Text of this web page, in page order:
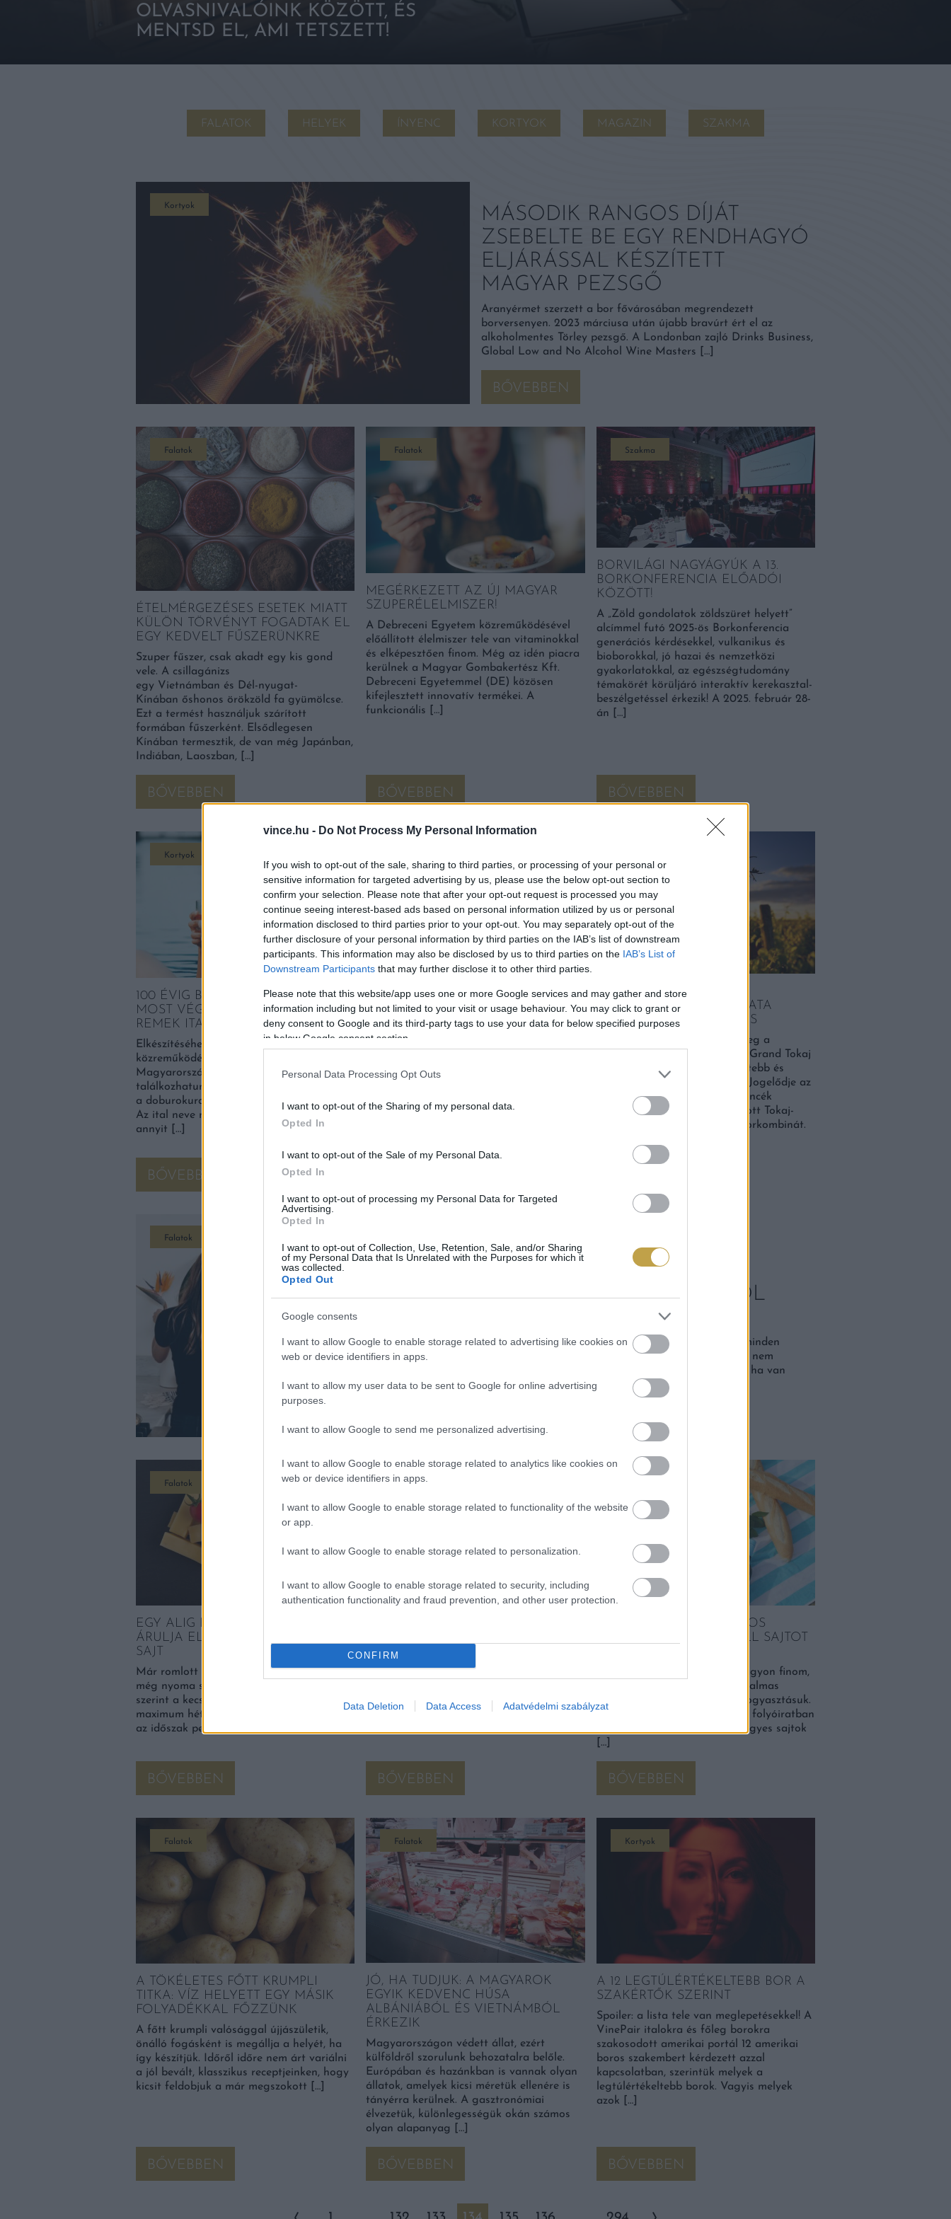
vince.hu - Do Not Process My Personal Information
If you wish to opt-out of the sale, sharing to third parties, or processing of your personal or
sensitive information for targeted advertising by us, please use the below opt-out section to
confirm your selection. Please note that after your opt-out request is processed you may
continue seeing interest-based ads based on personal information utilized by us or personal
information disclosed to third parties prior to your opt-out. You may separately opt-out of the
further disclosure of your personal information by third parties on the IAB’s list of downstream
participants. This information may also be disclosed by us to third parties on the IAB’s List of
Downstream Participants that may further disclose it to other third parties.
Please note that this website/app uses one or more Google services and may gather and store
information including but not limited to your visit or usage behaviour. You may click to grant or
deny consent to Google and its third-party tags to use your data for below specified purposes
in below Google consent section.
Personal Data Processing Opt Outs
I want to opt-out of the Sharing of my personal data.
Opted In
I want to opt-out of the Sale of my Personal Data.
Opted In
I want to opt-out of processing my Personal Data for Targeted
Advertising.
Opted In
I want to opt-out of Collection, Use, Retention, Sale, and/or Sharing
of my Personal Data that Is Unrelated with the Purposes for which it
was collected.
Opted Out
Google consents
I want to allow Google to enable storage related to advertising like cookies on
web or device identifiers in apps.
I want to allow my user data to be sent to Google for online advertising
purposes.
I want to allow Google to send me personalized advertising.
I want to allow Google to enable storage related to analytics like cookies on
web or device identifiers in apps.
I want to allow Google to enable storage related to functionality of the website
or app.
I want to allow Google to enable storage related to personalization.
I want to allow Google to enable storage related to security, including
authentication functionality and fraud prevention, and other user protection.
CONFIRM
Data Deletion Data Access Adatvédelmi szabályzat
OLVASNIVALÓINK KÖZÖTT, ÉS
MENTSD EL, AMI TETSZETT!
FALATOK HELYEK ÍNYENC KORTYOK MAGAZIN SZAKMA
Kortyok
MÁSODIK RANGOS DÍJÁT
ZSEBELTE BE EGY RENDHAGYÓ
ELJÁRÁSSAL KÉSZÍTETT
MAGYAR PEZSGŐ
Aranyérmet szerzett a bor fővárosában megrendezett
borversenyen. 2023 márciusa után újabb bravúrt ért el az
alkoholmentes Törley pezsgő. A Londonban zajló Drinks Business,
Global Low and No Alcohol Wine Masters […]
BŐVEBBEN
Falatok
ÉTELMÉRGEZÉSES ESETEK MIATT
KÜLÖN TÖRVÉNYT FOGADTAK EL
EGY KEDVELT FŰSZERÜNKRE
Szuper fűszer, csak akadt egy kis gond
vele. A csillagánizs
egy Vietnámban és Dél-nyugat-
Kínában őshonos örökzöld fa gyümölcse.
Ezt a termést használjuk szárított
formában fűszerként. Elsődlegesen
Kínában termesztik, de van még Japánban,
Indiában, Laoszban, […]
BŐVEBBEN
Falatok
MEGÉRKEZETT AZ ÚJ MAGYAR
SZUPERÉLELMISZER!
A Debreceni Egyetem közreműködésével
előállított élelmiszer tele van vitaminokkal
és elképesztően finom. Még az idén piacra
kerülnek a Magyar Gombakertész Kft.
Debreceni Egyetemmel (DE) közösen
kifejlesztett innovatív termékei. A
funkcionális […]
BŐVEBBEN
Szakma
BORVILÁGI NAGYÁGYÚK A 13.
BORKONFERENCIA ELŐADÓI
KÖZÖTT!
A „Zöld gondolatok zöldszüret helyett”
alcímmel futó 2025-ös Borkonferencia
generációs kérdésekkel, vulkanikus és
bioborokkal, jó hazai és nemzetközi
gyakorlatokkal, az egészségtudomány
témakörét körüljáró interaktív kerekasztal-
beszélgetéssel érkezik! A 2025. február 28-
án […]
BŐVEBBEN
Kortyok
100 ÉVIG BE VOLT TILTVA, DE
MOST VÉGRE ÚJRA IHATJUK EZT A
REMEK ITALT
Elkészítéséhez eredetileg még szűz lányok
közreműködésére is szükség volt.
Magyarországon is egyre több helyen
találkozhatunk japán whiskykkel, ám
a doburokura még várnunk kell egy kicsit.
Az ital neve magyarra fordítva nagyjából
annyit […]
BŐVEBBEN
26%-KAL TÖBBET ESZNEK BELŐLE
A MAGYAROK, MINT TAVALY,
PEDIG NAGYOT DRÁGULT
Megszületett Magyarország új kedvence?
Az Agrárszektor minapi cikke azt gyűjtötte
össze, 2024-ben hogy alakult a citrusfélék
A narancstermés a két fő termelő
MAGYARORSZÁG EGYIK
LEGISMERTEBB BORÁSZATA
VEZÉRIGAZGATÓT KERES
Érdekes álláshirdetés jelent meg a
borászat Facebook-oldalán. A Grand Tokaj
Magyarország egyik legismertebb és
legnagyobb múltú borászata. Jogelődje az
1949-ben államosított tokaji pincék
irányítására 1971-ben létrehozott Tokaj-
hegyaljai Állami Gazdasági Borkombinát.
Falatok
A KONYHA FOLYÉKONY
ARANYA 3 ÖSSZETEVŐBŐL
Mindig jó ha van belőle otthon, mert gyakorlatilag minden
gondunkat megoldja. Egy lustálkodós napon, amikor nem
akarunk túl sok energiát fektetni a főzésbe, nem árt, ha van
kéznél egy jó […]
Falatok
EGY ALIG ÉSZREVEHETŐ JEL
ÁRULJA EL, HA MÁR ROMLOTT A
SAJT
Már romlott lehet a sajt, amikor penésznek
még nyoma sincs rajta. A Daily Meal
szerint a kecskesajt felbontástól számítva
maximum hét napig marad igazán friss. Ez
az időszak persze […]
BŐVEBBEN
Falatok
Léteznek olyan ételek, amiknek az
elfogyasztása a megfelelő elkészítés nélkül
magyarok tányérján is találkozni. Létezik a
világban pár olyan fogás, aminek
BŐVEBBEN
MEGVAN A TUDOMÁNYOS
BIZONYÍTÉK: EZÉRT KELL SAJTOT
Bor és sajt együtt nemcsak nagyon finom,
de mint most kiderült, más izgalmas
előnyökkel is jár az együtt elfogyasztásuk.
A Journal of Functional Foods folyóiratban
megjelent tanulmány szerint egyes sajtok
[…]
BŐVEBBEN
Falatok
A TÖKÉLETES FŐTT KRUMPLI
TITKA: VÍZ HELYETT EGY MÁSIK
FOLYADÉKKAL FŐZZÜNK
A főtt krumpli valósággal újjászületik,
önálló fogásként is megállja a helyét, ha
így készítjük. Időről időre nem árt variálni
a jól bevált, klasszikus receptjeinken, hogy
kicsit feldobjuk a már megszokott […]
BŐVEBBEN
Falatok
JÓ, HA TUDJUK: A MAGYAROK
EGYIK KEDVENC HÚSA
ALBÁNIÁBÓL ÉS VIETNÁMBÓL
ÉRKEZIK
Magyarországon védett állat, ezért
külföldről szorulunk behozatalra belőle.
Európában és hazánkban is vannak olyan
állatok, amelyek kicsi méretük ellenére is
tányérra kerülnek. A gasztronómiai
élvezetük, különlegességük okán számos
olyan alapanyag […]
BŐVEBBEN
Kortyok
A 12 LEGTÚLÉRTÉKELTEBB BOR A
SZAKÉRTŐK SZERINT
Spoiler: a lista tele van meglepetésekkel! A
VinePair italokra és főleg borokra
szakosodott amerikai portál 12 amerikai
boros szakembert kérdezett azzal
kapcsolatban, szerintük melyek a
legtúlértékeltebb borok. Vagyis melyek
azok […]
BŐVEBBEN